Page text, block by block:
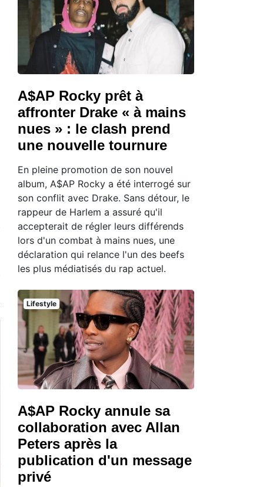
A$AP Rocky prêt à
affronter Drake « à mains
nues » : le clash prend
une nouvelle tournure
En pleine promotion de son nouvel
album, A$AP Rocky a été interrogé sur
son conflit avec Drake. Sans détour, le
rappeur de Harlem a assuré qu'il
accepterait de régler leurs différends
lors d'un combat à mains nues, une
déclaration qui relance l'un des beefs
les plus médiatisés du rap actuel.
Lifestyle
A$AP Rocky annule sa
collaboration avec Allan
Peters après la
publication d'un message
privé